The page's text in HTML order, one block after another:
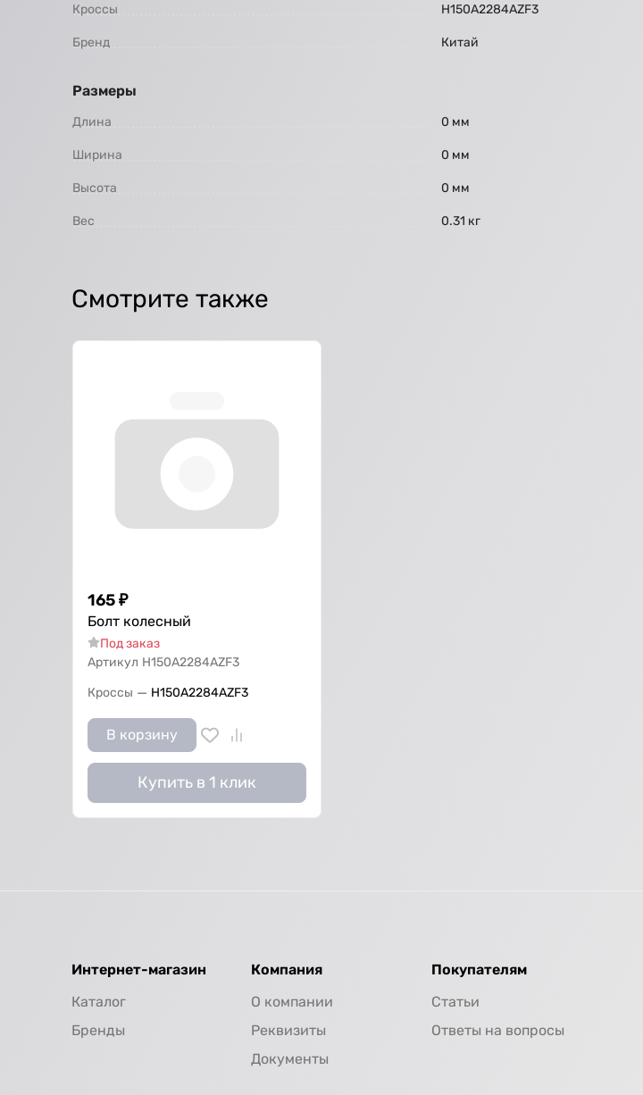
Кроссы H150A2284AZF3
Бренд Китай
Размеры
Длина 0 мм
Ширина 0 мм
Высота 0 мм
Вес 0.31 кг
Смотрите также
165₽
Болт колесный
Под заказ
Артикул H150A2284AZF3
Кроссы — H150A2284AZF3
В корзину
Купить в 1 клик
Интернет-магазин
Каталог
Бренды
Компания
О компании
Реквизиты
Документы
Покупателям
Статьи
Ответы на вопросы